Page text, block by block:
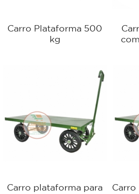
Carro Plataforma 500
kg
Carro plataforma para
Carro